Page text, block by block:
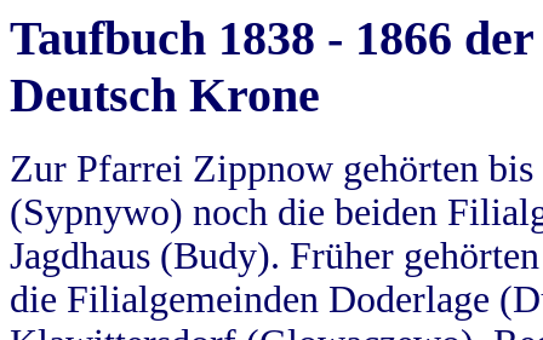
Taufbuch 1838 - 1866
Deutsch Krone
Zur Pfarrei Zippnow gehörten
(Sypnywo) noch die beiden
Jagdhaus (Budy). Früher
die Filialgemeinden Doderlage